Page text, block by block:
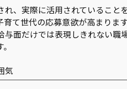
れ、実際に活用されていること
育て世代の応募意欲が高まりま
与面だけでは表現しきれない職
気